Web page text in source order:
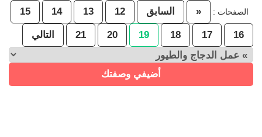
الصفحات : « السابق 12
13
14
15
16
17
18
19
20
21 التالي
أضيفي وصفتك